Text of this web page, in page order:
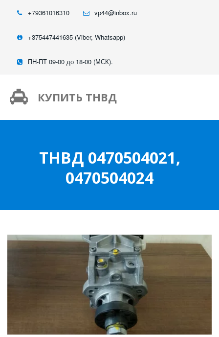
+79361016310 vp44@inbox.ru
+375447441635 (Viber, Whatsapp)
ПН-ПТ 09-00 до 18-00 (МСК).
КУПИТЬ ТНВД
ТНВД 0470504021,
0470504024